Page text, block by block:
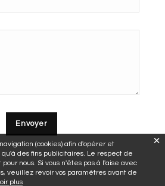
(cookies) afin d'opérer et
qu'à des fins publicitaires. Le respect de
nous. Si vous n'êtes pas à l'aise avec
veuillez revoir vos paramètres avant de
plus